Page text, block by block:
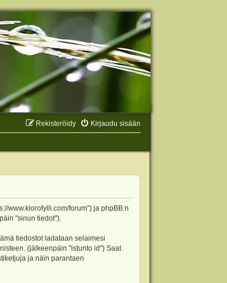
Kirjaudu sisään
Rekisteröidy
www.klorofylli.com/forum") ja phpBB:n
"sinun tiedot").
tiedostot ladataan selaimesi
(jälkeenpäin "istunto id") Saat
ja näin parantaen